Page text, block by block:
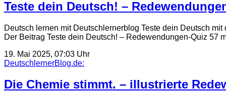
Teste dein Deutsch! –
Deutsch lernen mit Deutschlernerblog Teste dein Deutsch
Der Beitrag Teste dein Deutsch! – Redewendungen-Quiz 57
19. Mai 2025, 07:03 Uhr
DeutschlernerBlog.de:
Die Chemie stimmt. – illustrierte